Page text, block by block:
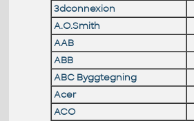
3dconnexion
A.O.Smith
AAB
ABB
ABC Byggtegning
Acer
ACO